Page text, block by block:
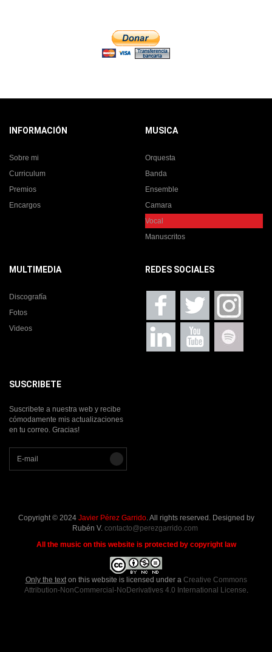
INFORMACIÓN
Sobre mi
Curriculum
Premios
Encargos
MUSICA
Orquesta
Banda
Ensemble
Camara
Vocal
Manuscritos
MULTIMEDIA
Discografía
Fotos
Videos
REDES SOCIALES
SUSCRIBETE
Suscribete a nuestra web y recibe
cómodamente mis actualizaciones
en tu correo. Gracias!
Copyright © 2024 Javier Pérez Garrido. All rights reserved. Designed by
Rubén V. contacto@perezgarrido.com
All the music on this website is protected by copyright law
Only the texton this website is licensed under a Creative Commons
Attribution-NonCommercial-NoDerivatives 4.0 International License.